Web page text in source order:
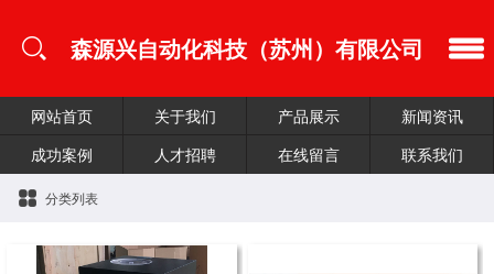
森源兴自动化科技（苏州）有限公司
网站首页 关于我们 产品展示
新闻资讯
成功案例
人才招聘 在线留言 联系我们
分类列表